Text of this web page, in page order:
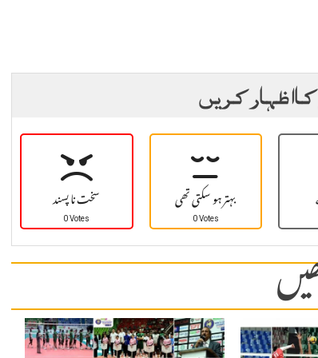
کا اظہار کریں
سخت نا پسند
0 Votes بہتر ہو سکتی تھی
0 Votes